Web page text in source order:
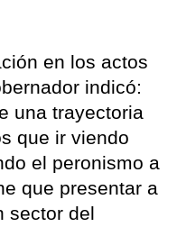
en los actos
indicó:
una trayectoria
que ir viendo
el peronismo a
que presentar a
sector del